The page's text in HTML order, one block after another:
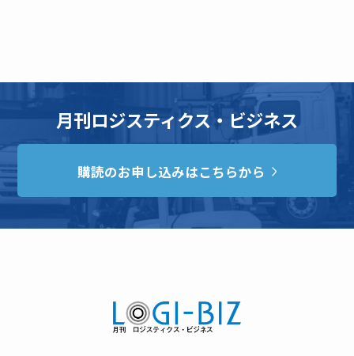
月刊ロジスティクス・ビジネス
購読のお申し込みはこちらから